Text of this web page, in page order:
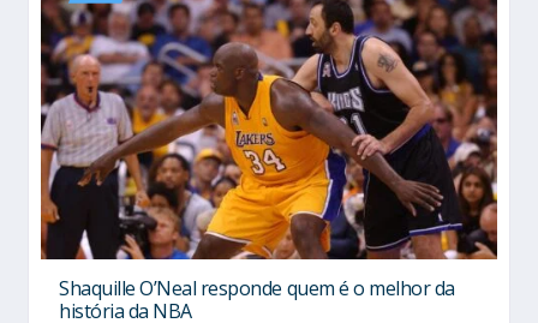
Shaquille O’Neal responde quem é o melhor da
história da NBA